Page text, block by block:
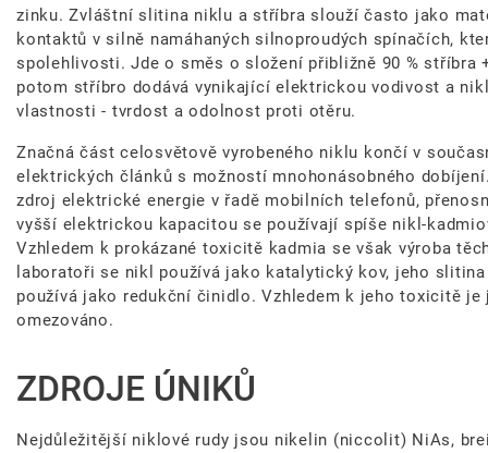
zinku. Zvláštní slitina niklu a stříbra slouží často jako
kontaktů v silně namáhaných silnoproudých spínačích,
spolehlivosti. Jde o směs o složení přibližně 90 % stříbra
potom stříbro dodává vynikající elektrickou vodivost a
vlastnosti - tvrdost a odolnost proti otěru.
Značná část celosvětově vyrobeného niklu končí v
elektrických článků s možností mnohonásobného
zdroj elektrické energie v řadě mobilních telefonů,
vyšší elektrickou kapacitou se používají spíše nikl-
Vzhledem k prokázané toxicitě kadmia se však výroba
laboratoři se nikl používá jako katalytický kov, jeho
používá jako redukční činidlo. Vzhledem k jeho toxicitě
omezováno.
ZDROJE ÚNIKŮ
Nejdůležitější niklové rudy jsou nikelin (niccolit) NiAs,